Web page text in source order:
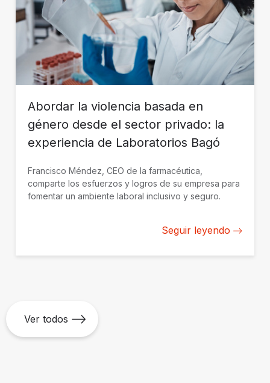
Abordar la violencia basada en
género desde el sector privado: la
experiencia de Laboratorios Bagó
Francisco Méndez, CEO de la farmacéutica,
comparte los esfuerzos y logros de su empresa para
fomentar un ambiente laboral inclusivo y seguro.
Seguir leyendo
Ver todos